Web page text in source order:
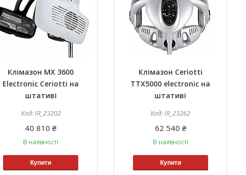
Клімазон МX 3600
Electronic Ceriotti на
штативі
IR_23202
40 810 ₴
В наявності
Купити
Клімазон Ceriotti
TTX5000 electronic на
штативі
IR_23262
62 540 ₴
В наявності
Купити